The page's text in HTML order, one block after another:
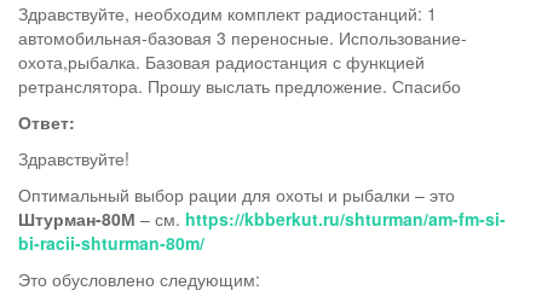
Здравствуйте, необходим комплект радиостанций: 1
автомобильная-базовая 3 переносные. Использование-
охота,рыбалка. Базовая радиостанция с функцией
ретранслятора. Прошу выслать предложение. Спасибо
Ответ:
Здравствуйте!
Оптимальный выбор рации для охоты и рыбалки – это
Штурман-80М – см. https://kbberkut.ru/shturman/am-fm-si-
bi-racii-shturman-80m/
Это обусловлено следующим: